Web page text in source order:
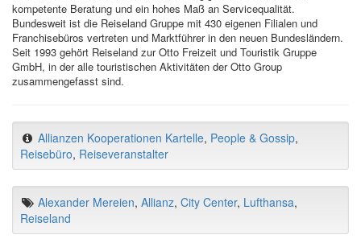
kompetente Beratung und ein hohes Maß an Servicequalität.
Bundesweit ist die Reiseland Gruppe mit 430 eigenen Filialen und
Franchisebüros vertreten und Marktführer in den neuen Bundesländern.
Seit 1993 gehört Reiseland zur Otto Freizeit und Touristik Gruppe
GmbH, in der alle touristischen Aktivitäten der Otto Group
zusammengefasst sind.
Allianzen Kooperationen Kartelle, People & Gossip,
Reisebüro, Reiseveranstalter
Alexander Mereien, Allianz, City Center, Lufthansa,
Reiseland